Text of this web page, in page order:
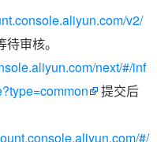
v2/
审核。
next/#/inf
提交后
#/